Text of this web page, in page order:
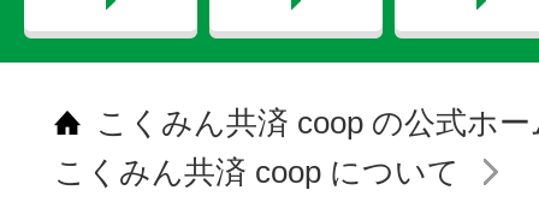
こくみん共済 coop の公式ホ
こくみん共済 coop について